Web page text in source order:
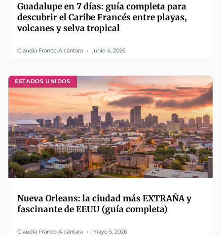
Guadalupe en 7 días: guía completa para
descubrir el Caribe Francés entre playas,
volcanes y selva tropical
Claudia Franco Alcántara junio 4, 2026
ESTADOS UNIDOS
Nueva Orleans: la ciudad más EXTRAÑA y
fascinante de EEUU (guía completa)
Claudia Franco Alcántara mayo 5, 2026